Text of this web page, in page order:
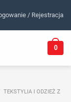
/ Rejestracja
0
TEKSTYLIA I ODZIEŻ Z